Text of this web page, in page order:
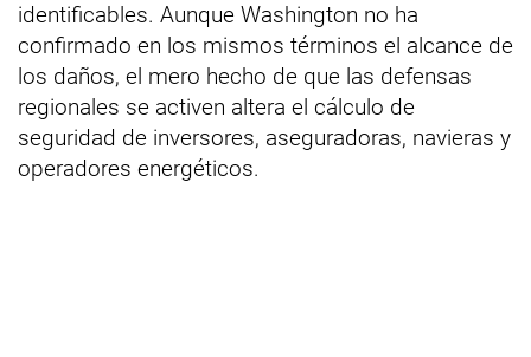
identificables. Aunque Washington no ha
confirmado en los mismos términos el alcance de
los daños, el mero hecho de que las defensas
regionales se activen altera el cálculo de
seguridad de inversores, aseguradoras, navieras y
operadores energéticos.